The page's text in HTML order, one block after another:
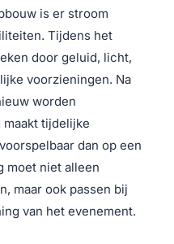
is er stroom
Tijdens het
door geluid, licht,
voorzieningen. Na
worden
tijdelijke
dan op een
moet niet alleen
maar ook passen bij
van het evenement.